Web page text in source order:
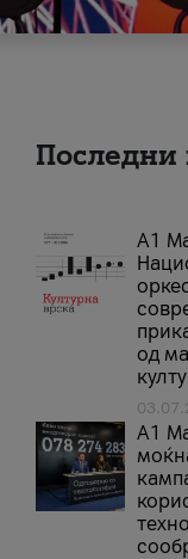
Последни
А1
од
A1